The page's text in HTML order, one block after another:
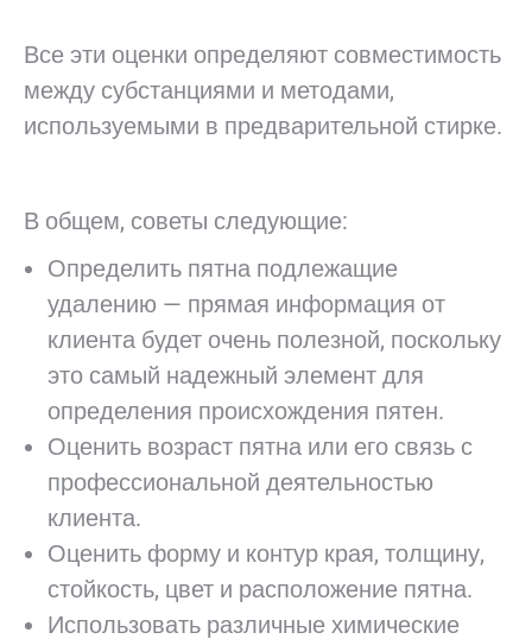
Все эти оценки определяют совместимость
между субстанциями и методами,
используемыми в предварительной стирке.
В общем, советы следующие:
Определить пятна подлежащие
удалению — прямая информация от
клиента будет очень полезной, поскольку
это самый надежный элемент для
определения происхождения пятен.
Оценить возраст пятна или его связь с
профессиональной деятельностью
клиента.
Оценить форму и контур края, толщину,
стойкость, цвет и расположение пятна.
Использовать различные химические